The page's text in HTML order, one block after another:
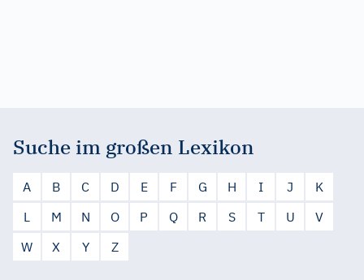
Suche im großen Lexikon
A B C D E F G H I J
K
L
M N O P Q R S T U
V
W
X Y Z